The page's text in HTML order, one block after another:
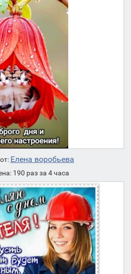
Елена воробьева
190 раз за 4 часа